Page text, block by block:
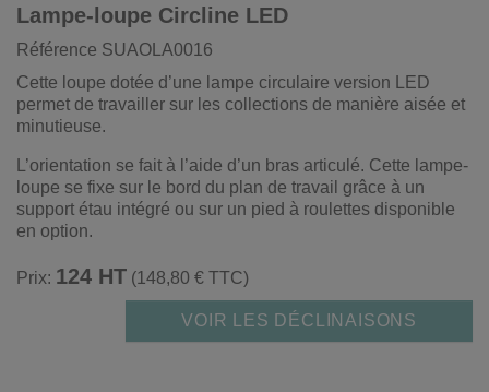
Lampe-loupe Circline LED
Référence SUAOLA0016
Cette loupe dotée d’une lampe circulaire version LED
permet de travailler sur les collections de manière aisée et
minutieuse.
L’orientation se fait à l’aide d’un bras articulé. Cette lampe-
loupe se fixe sur le bord du plan de travail grâce à un
support étau intégré ou sur un pied à roulettes disponible
en option.
Prix: 124 HT (148,80 € TTC)
VOIR LES DÉCLINAISONS